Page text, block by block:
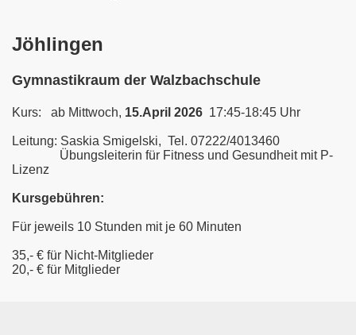
Jöhlingen
Gymnastikraum der Walzbachschule
Kurs: ab Mittwoch, 15.April 2026 17:45-18:45 Uhr
Leitung: Saskia Smigelski, Tel. 07222/4013460
Übungsleiterin für Fitness und Gesundheit mit P-
Lizenz
Kursgebühren:
Für jeweils 10 Stunden mit je 60 Minuten
35,- € für Nicht-Mitglieder
20,- € für Mitglieder